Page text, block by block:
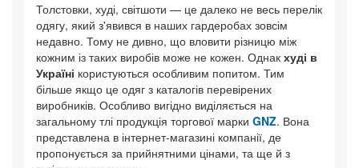
Толстовки, худі, світшоти — це далеко не весь перелік
одягу, який з'явився в наших гардеробах зовсім
недавно. Тому не дивно, що вловити різницю між
кожним із таких виробів може не кожен. Однак худі в
Україні користуються особливим попитом. Тим
більше якщо це одяг з каталогів перевірених
виробників. Особливо вигідно виділяється на
загальному тлі продукція торгової марки GNZ. Вона
представлена в інтернет-магазині компанії, де
пропонується за прийнятними цінами, та ще й з